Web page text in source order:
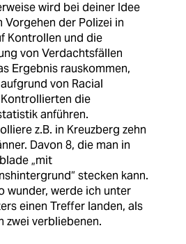
wird bei deiner Idee
Vorgehen der Polizei in
Kontrollen und die
von Verdachtsfällen
Ergebnis rauskommen,
von Racial
die
anführen.
z.B. in Kreuzberg zehn
Davon 8, die man in
„mit
stecken kann.
wunder, werde ich unter
einen Treffer landen, als
zwei verbliebenen.